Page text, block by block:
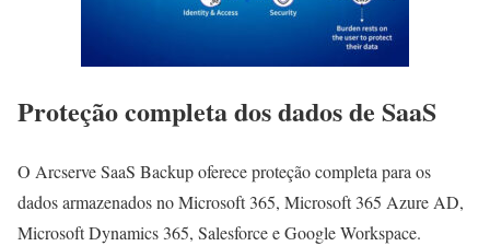
Proteção completa dos dados de SaaS
O Arcserve SaaS Backup oferece proteção completa para os
dados armazenados no Microsoft 365, Microsoft 365 Azure AD,
Microsoft Dynamics 365, Salesforce e Google Workspace.